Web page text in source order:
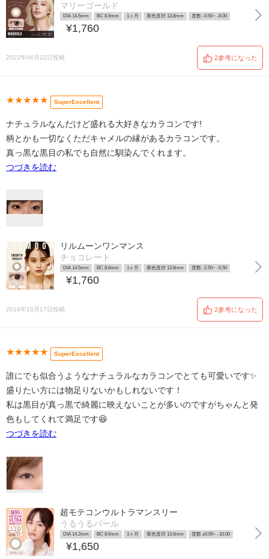
マリーゴールド
DIA 14.5mm BC 8.6mm 1ヶ月 着色直径 13.8mm 度数 -0.50~ -8.00
¥1,760
2022年04月22日投稿 2参考になった
★★★★★ SuperExcellent
ナチュラルなんだけど盛れる大好きなカラコンです!
柄とかも一切なくただキャメルの縁があるカラコンです。
真っ黒な黒目の私でも自然に馴染んでくれます。
つづきを読む
リルムーンワンマンス
チョコレート
DIA 14.5mm BC 8.6mm 1ヶ月 着色直径 13.8mm 度数 -2.50~ -5.50
¥1,760
2018年10月17日投稿 2参考になった
★★★★★ SuperExcellent
誰にでも似合うようなナチュラルなカラコンでとても可愛いです✨
盛りたい方には物足りないかもしれないです！
私は黒目が真っ黒で綺麗に映えないことが多いのですがちゃんと発
色もしてくれて満足です😆
つづきを読む
超モテコンウルトラマンスリー
うるうるパール
DIA 14.2mm BC 8.6mm 1ヶ月 着色直径 13.6mm 度数 ±0.00~ -10.00
¥1,650